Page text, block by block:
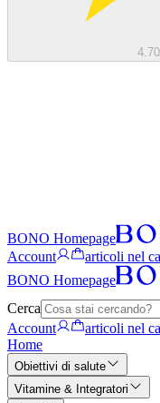
BONO Homepage
Account
articoli nel
BONO Homepage
Cerca
Account
articoli nel
Home
Obiettivi di salute
Vitamine & Integratori